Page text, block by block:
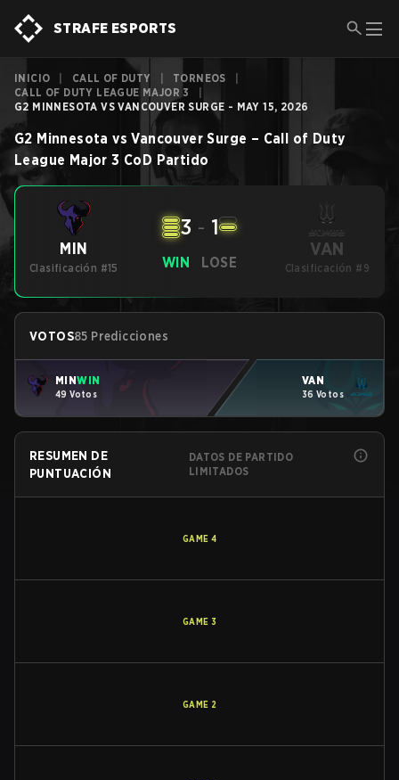
STRAFE ESPORTS
INICIO CALL OF DUTY TORNEOS
CALL OF DUTY LEAGUE MAJOR 3
G2 MINNESOTA VS VANCOUVER SURGE - MAY 15, 2026
G2 Minnesota vs Vancouver Surge – Call of Duty
League Major 3 CoD Partido
MIN
Clasificación #15 WIN
3 - 1
LOSE
VAN
Clasificación #9
VOTOS85 Predicciones
MINWIN
49 Votos
VAN
36 Votos
RESUMEN DE
PUNTUACIÓN
DATOS DE PARTIDO
LIMITADOS
GAME 4
GAME 3
GAME 2